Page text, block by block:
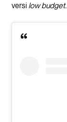
versi low budget.